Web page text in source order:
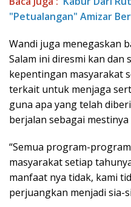
"Petualangan" Amizar
Wandi juga menegaskan
Salam ini diresmi kan
kepentingan masyarakat
terkait untuk menjaga
guna apa yang telah
berjalan sebagai
“Semua program-
masyarakat setiap
manfaat nya tidak, kami
perjuangkan menjadi sia-